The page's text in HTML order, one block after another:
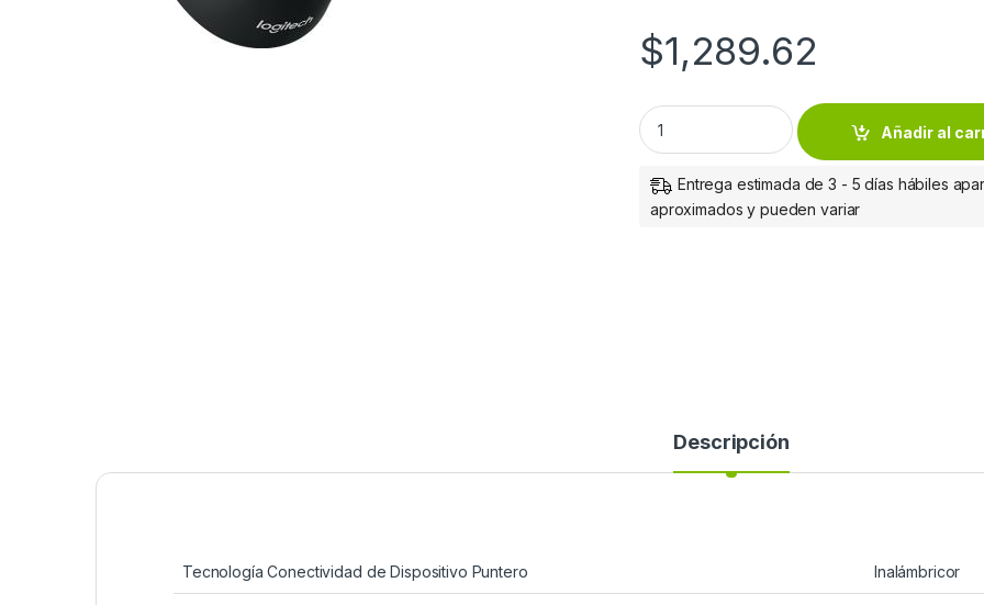
$1,289.62
Mouse Logitech Óptico M720 Triathlon,
Añadir al
Entrega estimada de 3 - 5 días hábiles
aproximados y pueden variar
Descripción
Tecnología Conectividad de Dispositivo Puntero Inalámbricor